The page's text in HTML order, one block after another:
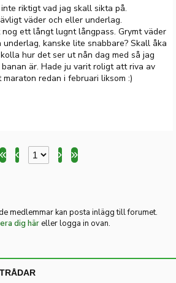
inte riktigt vad jag skall sikta på.
väder och eller underlag.
ett långt lugnt långpass. Grymt väder
underlag, kanske lite snabbare? Skall åka
hur det ser ut nån dag med så jag
är. Hade ju varit roligt att riva av
redan i februari liksom :)
medlemmar kan posta inlägg till forumet.
dig häreller logga in ovan.